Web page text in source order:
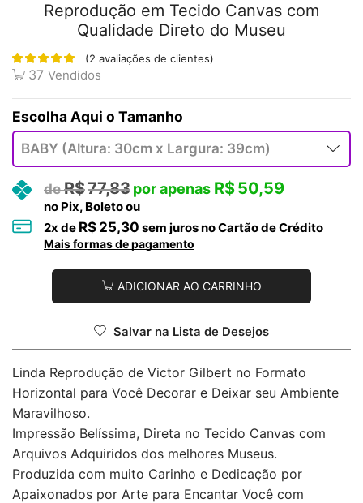
Reprodução em Tecido Canvas com
Qualidade Direto do Museu
(2 avaliações de clientes)
37 Vendidos
Tamanho
R$77,83 R$50,59
no Pix, Boleto ou
2x de R$ 25,30 sem juros no Cartão de Crédito
Mais formas de pagamento
ADICIONAR AO CARRINHO
Salvar na Lista de Desejos
Linda Reprodução de Victor Gilbert no Formato
Horizontal para Você Decorar e Deixar seu Ambiente
Maravilhoso.
Impressão Belíssima, Direta no Tecido Canvas com
Arquivos Adquiridos dos melhores Museus.
Produzida com muito Carinho e Dedicação por
Apaixonados por Arte para Encantar Você com